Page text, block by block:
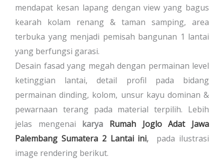
mendapat kesan lapang dengan view yang bagus
kearah kolam renang & taman samping, area
terbuka yang menjadi pemisah bangunan 1 lantai
yang berfungsi garasi.
Desain fasad yang megah dengan permainan level
ketinggian lantai, detail profil pada bidang
permainan dinding, kolom, unsur kayu dominan &
pewarnaan terang pada material terpilih. Lebih
jelas mengenai karya Rumah Joglo Adat Jawa
Palembang Sumatera 2 Lantai ini,
pada ilustrasi
image rendering berikut.